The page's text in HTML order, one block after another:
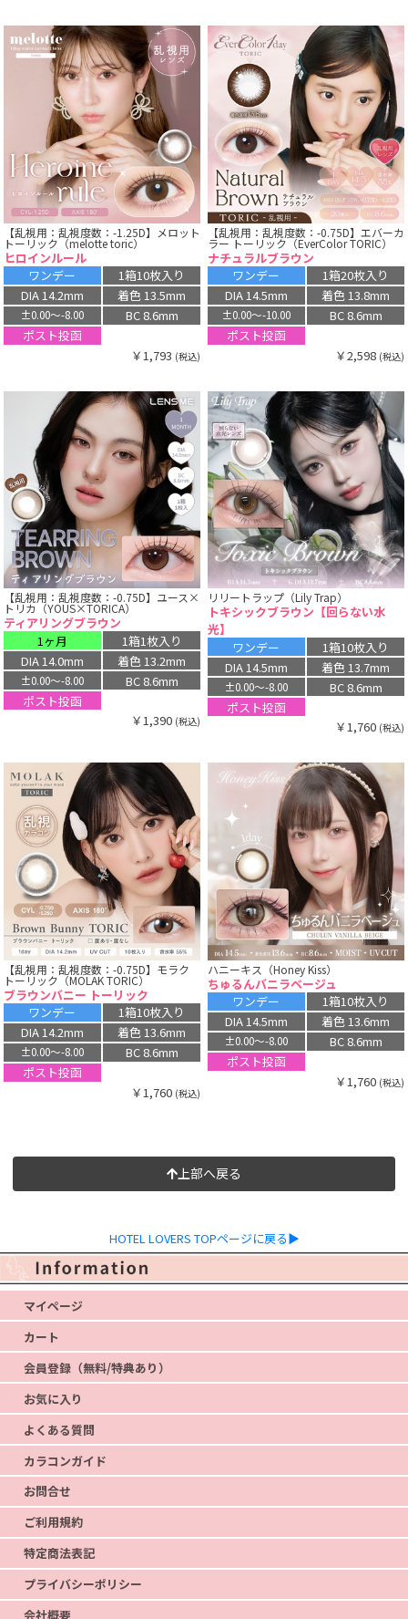
【乱視用：乱視度数：-1.25D】メロット
トーリック（melotte toric）
ヒロインルール
ワンデー
1箱10枚入り
DIA 14.2mm
着色 13.5mm
±0.00〜-8.00
BC 8.6mm
ポスト投函
￥1,793 (税込)
【乱視用：乱視度数：-0.75D】エバーカ
ラー トーリック（EverColor TORIC）
ナチュラルブラウン
ワンデー
1箱20枚入り
DIA 14.5mm
着色 13.8mm
±0.00〜-10.00
BC 8.6mm
ポスト投函
￥2,598 (税込)
【乱視用：乱視度数：-0.75D】ユース×
トリカ（YOUS×TORICA）
ティアリングブラウン
1ヶ月
1箱1枚入り
DIA 14.0mm
着色 13.2mm
±0.00〜-8.00
BC 8.6mm
ポスト投函
￥1,390 (税込)
リリートラップ（Lily Trap）
トキシックブラウン【回らない水
光】
ワンデー
1箱10枚入り
DIA 14.5mm
着色 13.7mm
±0.00〜-8.00
BC 8.6mm
ポスト投函
￥1,760 (税込)
【乱視用：乱視度数：-0.75D】モラク
トーリック（MOLAK TORIC）
ブラウンバニー トーリック
ワンデー
1箱10枚入り
DIA 14.2mm
着色 13.6mm
±0.00〜-8.00
BC 8.6mm
ポスト投函
￥1,760 (税込)
ハニーキス（Honey Kiss）
ちゅるんバニラベージュ
ワンデー
1箱10枚入り
DIA 14.5mm
着色 13.6mm
±0.00〜-8.00
BC 8.6mm
ポスト投函
￥1,760 (税込)
上部へ戻る
HOTEL LOVERS TOPページに戻る▶
マイページ
カート
会員登録（無料/特典あり）
お気に入り
よくある質問
カラコンガイド
お問合せ
ご利用規約
特定商法表記
プライバシーポリシー
会社概要